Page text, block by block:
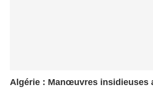
Algérie : Manœuvres insidieuses